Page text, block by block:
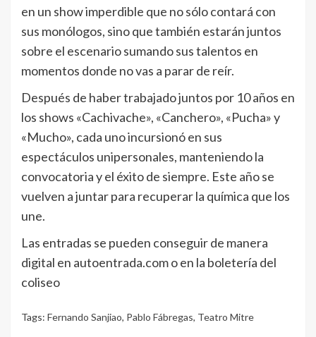
en un show imperdible que no sólo contará con
sus monólogos, sino que también estarán juntos
sobre el escenario sumando sus talentos en
momentos donde no vas a parar de reír.
Después de haber trabajado juntos por 10 años en
los shows «Cachivache», «Canchero», «Pucha» y
«Mucho», cada uno incursionó en sus
espectáculos unipersonales, manteniendo la
convocatoria y el éxito de siempre. Este año se
vuelven a juntar para recuperar la química que los
une.
Las entradas se pueden conseguir de manera
digital en autoentrada.com o en la boletería del
coliseo
Tags: Fernando Sanjiao, Pablo Fábregas, Teatro Mitre